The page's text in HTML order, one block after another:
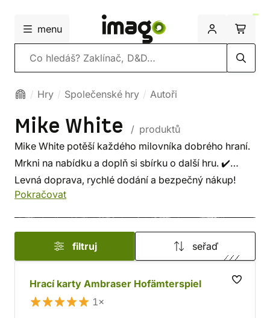
menu
Vyhledávání
Hry Společenské hry Autoři
Mike White
/ produktů
Mike White potěší každého milovníka dobrého hraní.
Mrkni na nabídku a doplň si sbírku o další hru. ✔️
Levná doprava, rychlé dodání a bezpečný nákup!
Pokračovat
filtruj seřaď
Hrací karty Ambraser Hofämterspiel
1×